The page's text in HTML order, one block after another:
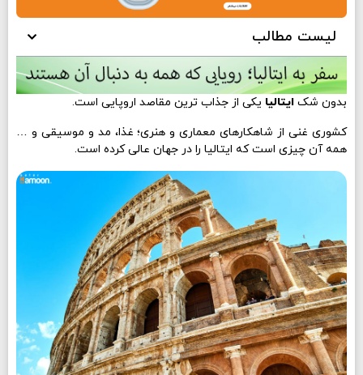
لیست مطالب
بدون شک ایتالیا یکی از جذاب ترین مقاصد اروپایی است.
کشوری غنی از شاهکارهای معماری و هنری؛ غذا، مد و موسیقی و …
همه آن چیزی است که ایتالیا را در جهان عالی کرده است.